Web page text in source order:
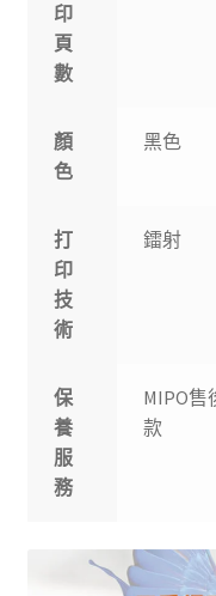
印
頁
數
顏
色
黑色
打
印
技
術
鐳射
保
養
服
務
MIPO售
款